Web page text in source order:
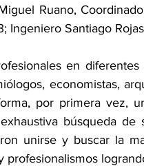
Ruano,
Ingeniero Santiago
en
economistas,
por primera vez,
búsqueda de
unirse y buscar la
profesionalismos